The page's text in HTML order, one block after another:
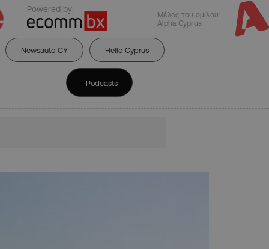
Powered by:
Μέλος του ομίλου
Alpha Cyprus
Newsauto CY Hello Cyprus
Podcasts